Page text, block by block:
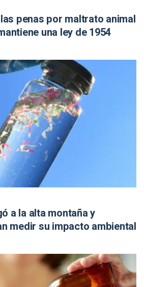
penas por maltrato animal
una ley de 1954
a la alta montaña y
medir su impacto ambiental